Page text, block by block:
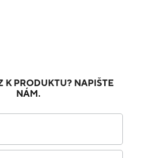
K PRODUKTU? NAPIŠTE
NÁM.